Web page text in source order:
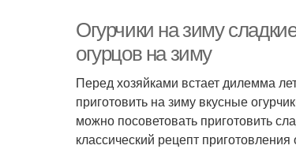
Огурчики на зиму
огурцов на зиму
Перед хозяйками встает дилемма
приготовить на зиму вкусные
можно посоветовать приготовить
классический рецепт